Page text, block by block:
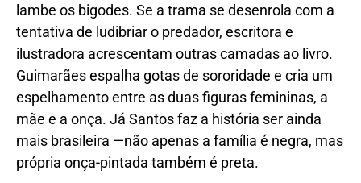
lambe os bigodes. Se a trama se desenrola com a
tentativa de ludibriar o predador, escritora e
ilustradora acrescentam outras camadas ao livro.
Guimarães espalha gotas de sororidade e cria um
espelhamento entre as duas figuras femininas, a
mãe e a onça. Já Santos faz a história ser ainda
mais brasileira —não apenas a família é negra, mas
própria onça-pintada também é preta.